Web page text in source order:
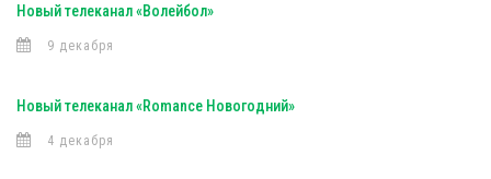
Новый телеканал «Волейбол»
9 декабря
Новый телеканал «Romance Новогодний»
4 декабря